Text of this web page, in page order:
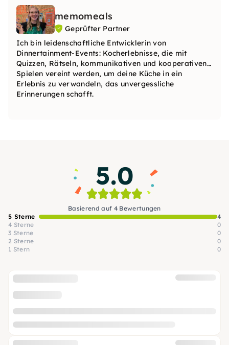
memomeals
Geprüfter Partner
Ich bin leidenschaftliche Entwicklerin von
Dinnertainment-Events: Kocherlebnisse, die mit
Quizzen, Rätseln, kommunikativen und kooperativen
Spielen vereint werden, um deine Küche in ein
Erlebnis zu verwandeln, das unvergessliche
Erinnerungen schafft.
5.0
Basierend auf 4 Bewertungen
5 Sterne
4
4 Sterne
0
3 Sterne
0
2 Sterne
0
1 Stern
0